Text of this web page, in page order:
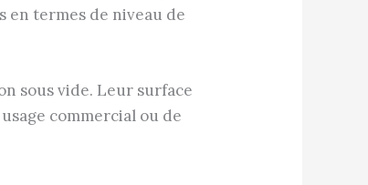
en termes de niveau de
sous vide. Leur surface
commercial ou de